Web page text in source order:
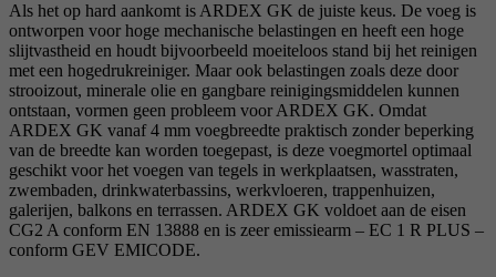
Als het op hard aankomt is ARDEX GK de juiste keus. De voeg is
ontworpen voor hoge mechanische belastingen en heeft een hoge
slijtvastheid en houdt bijvoorbeeld moeiteloos stand bij het reinigen
met een hogedrukreiniger. Maar ook belastingen zoals deze door
strooizout, minerale olie en gangbare reinigingsmiddelen kunnen
ontstaan, vormen geen probleem voor ARDEX GK. Omdat
ARDEX GK vanaf 4 mm voegbreedte praktisch zonder beperking
van de breedte kan worden toegepast, is deze voegmortel optimaal
geschikt voor het voegen van tegels in werkplaatsen, wasstraten,
zwembaden, drinkwaterbassins, werkvloeren, trappenhuizen,
galerijen, balkons en terrassen. ARDEX GK voldoet aan de eisen
CG2 A conform EN 13888 en is zeer emissiearm – EC 1 R PLUS –
conform GEV EMICODE.